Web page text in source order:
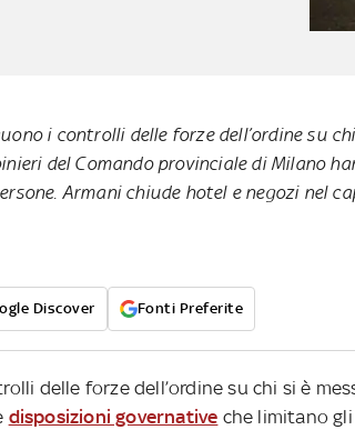
i controlli delle forze dell’ordine su
del Comando provinciale di Milano
Armani chiude hotel e negozi nel
Discover Fonti Preferite
delle forze dell’ordine su chi si è
disposizioni governative che limitano